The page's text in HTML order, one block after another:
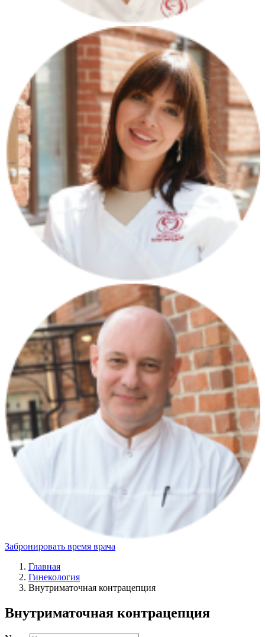
Забронировать время врача
Главная
Гинекология
Внутриматочная контрацепция
Внутриматочная контрацепция